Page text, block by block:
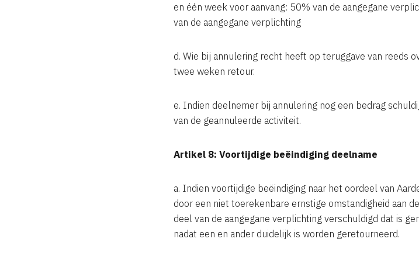
en één week voor aanvang: 50% van de aangegane
van de aangegane verplichting
d. Wie bij annulering recht heeft op teruggave van reeds
twee weken retour.
e. Indien deelnemer bij annulering nog een bedrag
van de geannuleerde activiteit.
Artikel 8: Voortijdige beëindiging deelname
a. Indien voortijdige beëindiging naar het oordeel van
door een niet toerekenbare ernstige omstandigheid aan
deel van de aangegane verplichting verschuldigd dat is
nadat een en ander duidelijk is worden geretourneerd.